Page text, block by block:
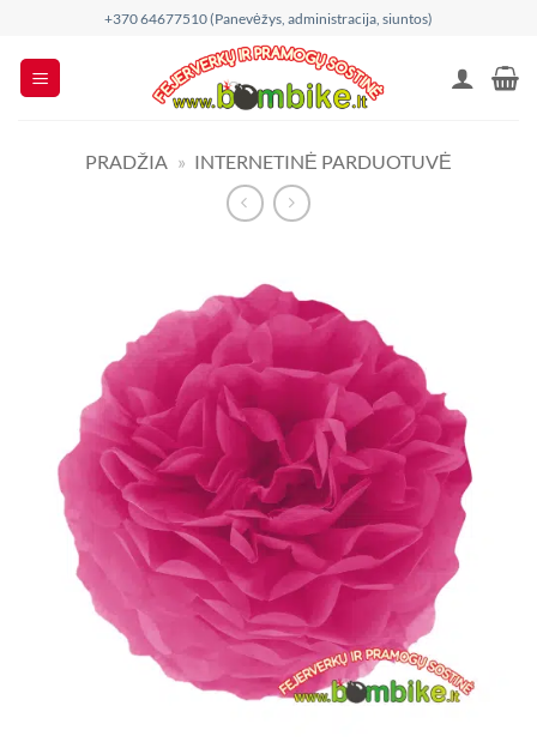
content
+370 64677510 (Panevėžys, administracija, siuntos)
PRADŽIA » INTERNETINĖ PARDUOTUVĖ